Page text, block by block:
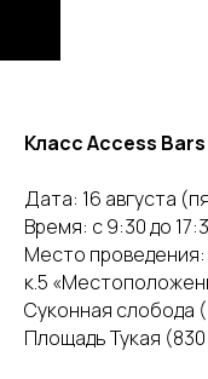
Класс Access Bars
Дата: 16 августа
Время: с 9:30 до
Место проведения:
к.5
Суконная слобода
Площадь Тукая